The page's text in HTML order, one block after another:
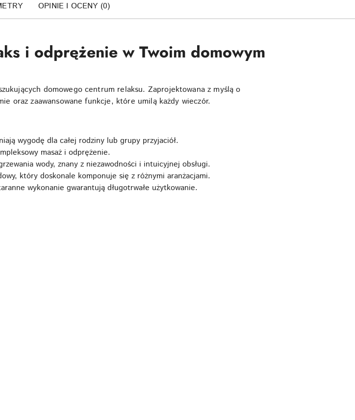
OPINIE I OCENY (0)
i odprężenie w Twoim domowym
domowego centrum relaksu. Zaprojektowana z myślą o
oraz zaawansowane funkcje, które umilą każdy wieczór.
wygodę dla całej rodziny lub grupy przyjaciół.
masaż i odprężenie.
wody, znany z niezawodności i intuicyjnej obsługi.
który doskonale komponuje się z różnymi aranżacjami.
wykonanie gwarantują długotrwałe użytkowanie.